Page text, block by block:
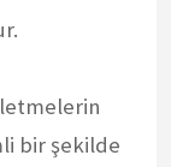
bir şekilde